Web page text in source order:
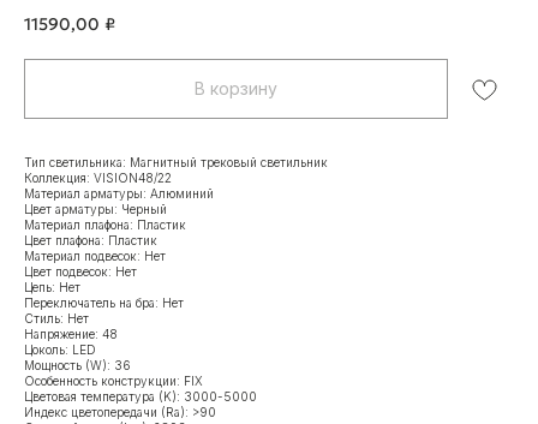
11590,00 ₽
В корзину
Тип светильника: Магнитный трековый светильник
Коллекция: VISION48/22
Материал арматуры: Алюминий
Цвет арматуры: Черный
Материал плафона: Пластик
Цвет плафона: Пластик
Материал подвесок: Нет
Цвет подвесок: Нет
Цепь: Нет
Переключатель на бра: Нет
Стиль: Нет
Напряжение: 48
Цоколь: LED
Мощность (W): 36
Особенность конструкции: FIX
Цветовая температура (K): 3000-5000
Индекс цветопередачи (Ra): >90